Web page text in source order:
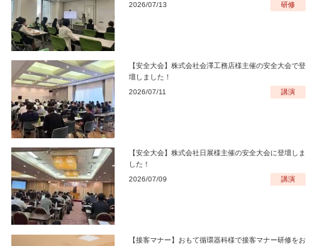
2026/07/13
研修
【安全大会】株式会社会澤工務店様主催の安全大会で登
壇しました！
2026/07/11
講演
【安全大会】株式会社日展様主催の安全大会に登壇しま
した！
2026/07/09
講演
【接客マナー】おもて循環器科様で接客マナー研修をお